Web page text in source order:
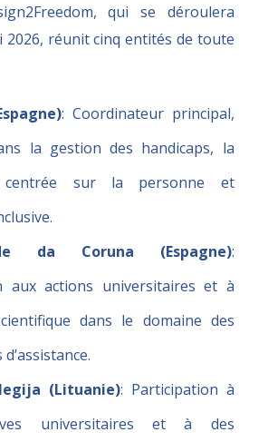
qui se déroulera
2026, réunit cinq entités de toute
: Coordinateur principal,
la gestion des handicaps, la
centrée sur la personne et
da Coruna (Espagne):
aux actions universitaires et à
dans le domaine des
(Lituanie): Participation à
universitaires et à des